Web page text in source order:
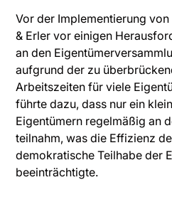
Vor der Implementierung
& Erler vor einigen
an den
aufgrund der zu
Arbeitszeiten für viele
führte dazu, dass nur ein
Eigentümern regelmäßig an
teilnahm, was die Effizienz
demokratische Teilhabe der
beeinträchtigte.